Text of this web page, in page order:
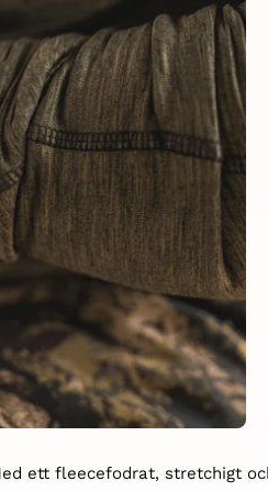
ett fleecefodrat, stretchigt